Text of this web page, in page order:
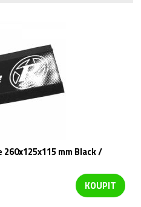
mm Black /
KOUPIT